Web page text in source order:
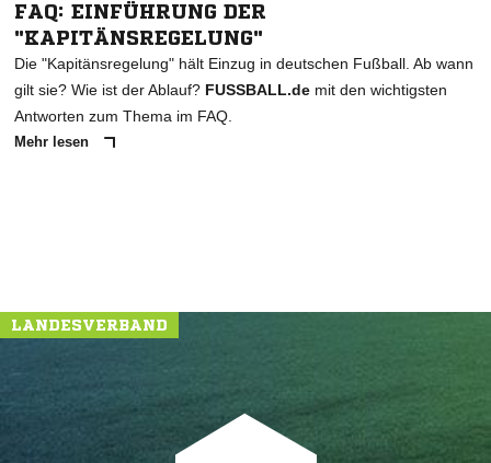
FAQ: EINFÜHRUNG DER
"KAPITÄNSREGELUNG"
Die "Kapitänsregelung" hält Einzug in deutschen Fußball. Ab wann
gilt sie? Wie ist der Ablauf? FUSSBALL.de mit den wichtigsten
Antworten zum Thema im FAQ.
Mehr lesen
LANDESVERBAND